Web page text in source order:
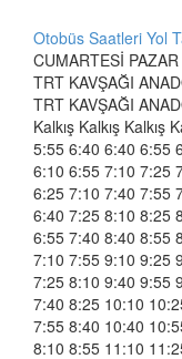
Otobüs Saatleri Yol
CUMARTESİ PAZAR
TRT KAVŞAĞI
TRT KAVŞAĞI
Kalkış Kalkış Kalkış
5:55 6:40 6:40 6:55
6:10 6:55 7:10 7:25
6:25 7:10 7:40 7:55
6:40 7:25 8:10 8:25
6:55 7:40 8:40 8:55
7:10 7:55 9:10 9:25
7:25 8:10 9:40 9:55
7:40 8:25 10:10
7:55 8:40 10:40
8:10 8:55 11:10